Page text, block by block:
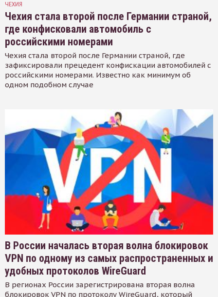
ЧЕХИЯ
Чехия стала второй после Германии страной,
где конфисковали автомобиль с
российскими номерами
Чехия стала второй после Германии страной, где
зафиксировали прецедент конфискации автомобилей с
российскими номерами. Известно как минимум об
одном подобном случае
В России началась вторая волна блокировок
VPN по одному из самых распространенных и
удобных протоколов WireGuard
В регионах России зарегистрирована вторая волна
блокировок VPN по протоколу WireGuard, который